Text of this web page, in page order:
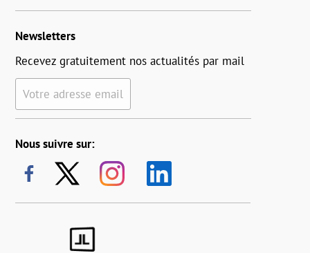
Newsletters
Recevez gratuitement nos actualités par mail
Votre adresse email
Nous suivre sur: